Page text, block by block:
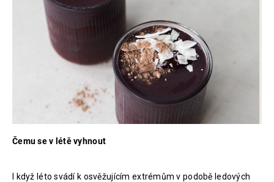
Čemu se v létě vyhnout
I když léto svádí k osvěžujícím extrémům v podobě ledových